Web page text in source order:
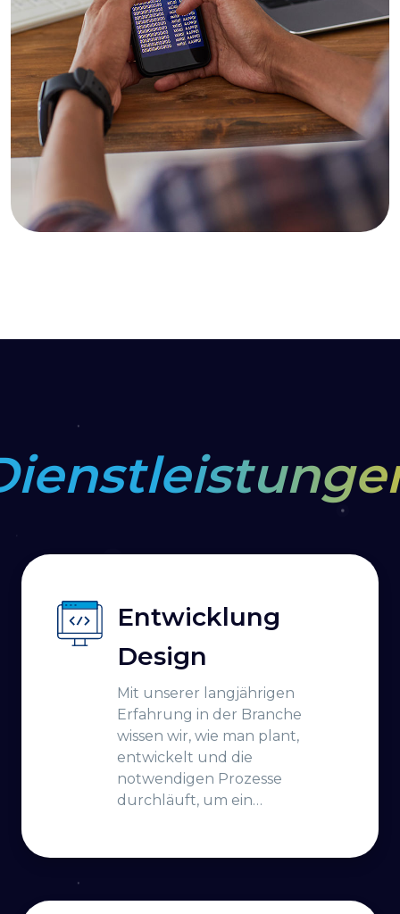
Entwicklung
Design
Mit unserer langjährigen
Erfahrung in der Branche
wissen wir, wie man plant,
entwickelt und die
notwendigen Prozesse
durchläuft, um ein